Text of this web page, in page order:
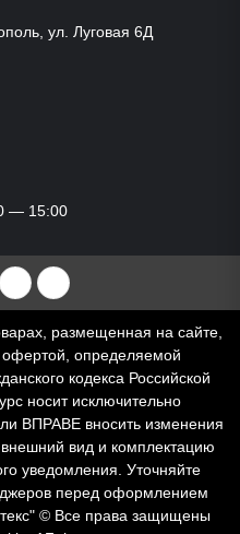
ул. Луговая 6Д
— 15:00
RuTubeDzen
размещенная на сайте,
определяемой
кодекса Российской
носит исключительно
ВПРАВЕ вносить изменения
внешний вид и комплектацию
уведомления. Уточняйте
перед оформлением
© Все права защищены